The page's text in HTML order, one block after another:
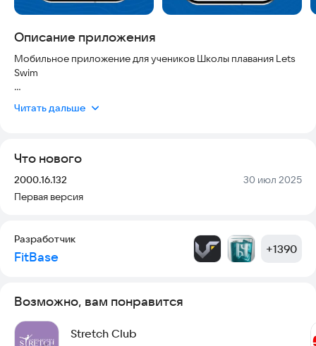
Описание приложения
Мобильное приложение для учеников Школы плавания Lets
Swim
- Посмотреть актуальное расписание тренировок;
за 3 часа;
Читать дальше
Что нового
Версия:
2000.16.132 Дата:
30 июл 2025
Первая версия
Разработчик
FitBase +1390
Возможно, вам понравится
Stretch Club